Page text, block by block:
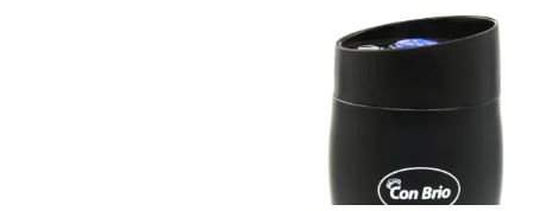
матеріал кришки: пластик.